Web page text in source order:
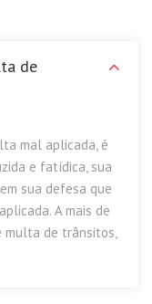
de
mal aplicada, é
e fatídica, sua
sua defesa que
A mais de
multa de trânsitos,